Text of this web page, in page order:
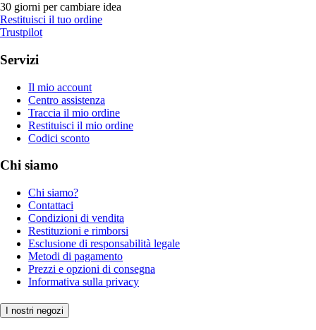
30 giorni per cambiare idea
Restituisci il tuo ordine
Trustpilot
Servizi
Il mio account
Centro assistenza
Traccia il mio ordine
Restituisci il mio ordine
Codici sconto
Chi siamo
Chi siamo?
Contattaci
Condizioni di vendita
Restituzioni e rimborsi
Esclusione di responsabilità legale
Metodi di pagamento
Prezzi e opzioni di consegna
Informativa sulla privacy
I nostri negozi